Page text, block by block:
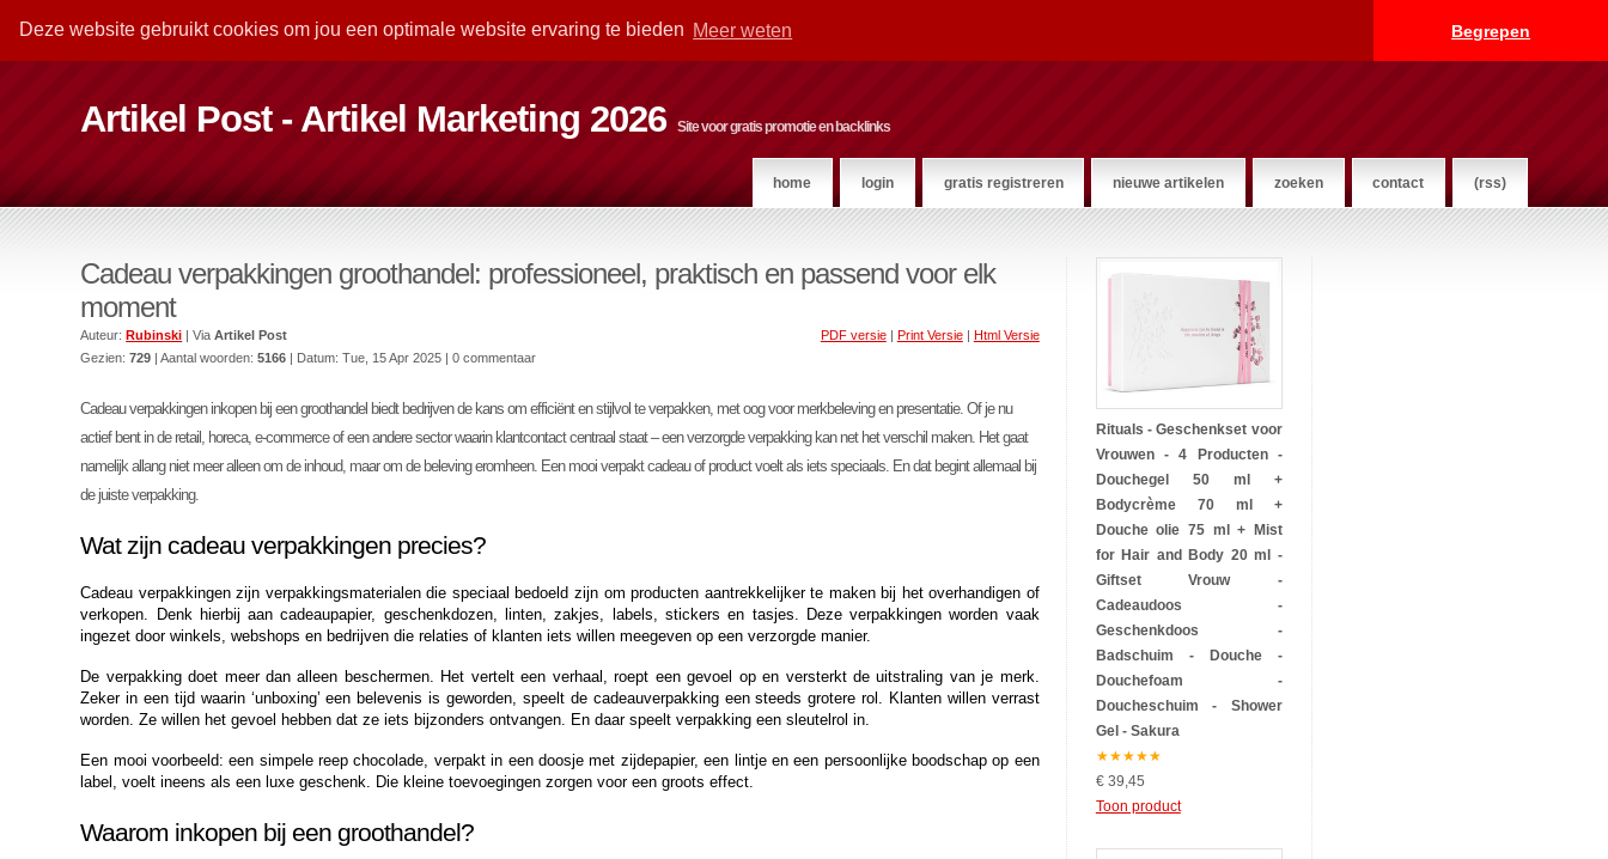
Deze website gebruikt cookies om jou een optimale website ervaring te bieden Meer weten Begrepen
Artikel Post - Artikel Marketing 2026 Site voor gratis promotie en backlinks
home login gratis registreren nieuwe artikelen zoeken contact (rss)
Cadeau verpakkingen groothandel: professioneel, praktisch en passend voor elk
moment
PDF versie| Print Versie| Html Versie
Auteur:Rubinski | ViaArtikel Post
Gezien:729 | Aantal woorden:5166 | Datum:Tue, 15 Apr 2025 | 0 commentaar
Cadeau verpakkingen inkopen bij een groothandel biedt bedrijven de kans om efficiënt en stijlvol te verpakken, met oog voor merkbeleving en presentatie. Of je nu
actief bent in de retail, horeca, e-commerce of een andere sector waarin klantcontact centraal staat – een verzorgde verpakking kan net het verschil maken. Het gaat
namelijk allang niet meer alleen om de inhoud, maar om de beleving eromheen. Een mooi verpakt cadeau of product voelt als iets speciaals. En dat begint allemaal bij
de juiste verpakking.
Wat zijn cadeau verpakkingen precies?
Cadeau verpakkingen zijn verpakkingsmaterialen die speciaal bedoeld zijn om producten aantrekkelijker te maken bij het overhandigen of
verkopen. Denk hierbij aan cadeaupapier, geschenkdozen, linten, zakjes, labels, stickers en tasjes. Deze verpakkingen worden vaak
ingezet door winkels, webshops en bedrijven die relaties of klanten iets willen meegeven op een verzorgde manier.
De verpakking doet meer dan alleen beschermen. Het vertelt een verhaal, roept een gevoel op en versterkt de uitstraling van je merk.
Zeker in een tijd waarin ‘unboxing’ een belevenis is geworden, speelt de cadeauverpakking een steeds grotere rol. Klanten willen verrast
worden. Ze willen het gevoel hebben dat ze iets bijzonders ontvangen. En daar speelt verpakking een sleutelrol in.
Een mooi voorbeeld: een simpele reep chocolade, verpakt in een doosje met zijdepapier, een lintje en een persoonlijke boodschap op een
label, voelt ineens als een luxe geschenk. Die kleine toevoegingen zorgen voor een groots effect.
Waarom inkopen bij een groothandel?
Rituals - Geschenkset voor
Vrouwen - 4 Producten -
Douchegel 50 ml +
Bodycrème 70 ml +
Douche olie 75 ml + Mist
for Hair and Body 20 ml -
Giftset Vrouw -
Cadeaudoos -
Geschenkdoos -
Badschuim - Douche -
Douchefoam -
Doucheschuim - Shower
Gel - Sakura
★★★★★
€ 39,45
Toon product